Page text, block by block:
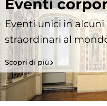
Eventi
Eventi unici in
straordinari al
Scopri di più